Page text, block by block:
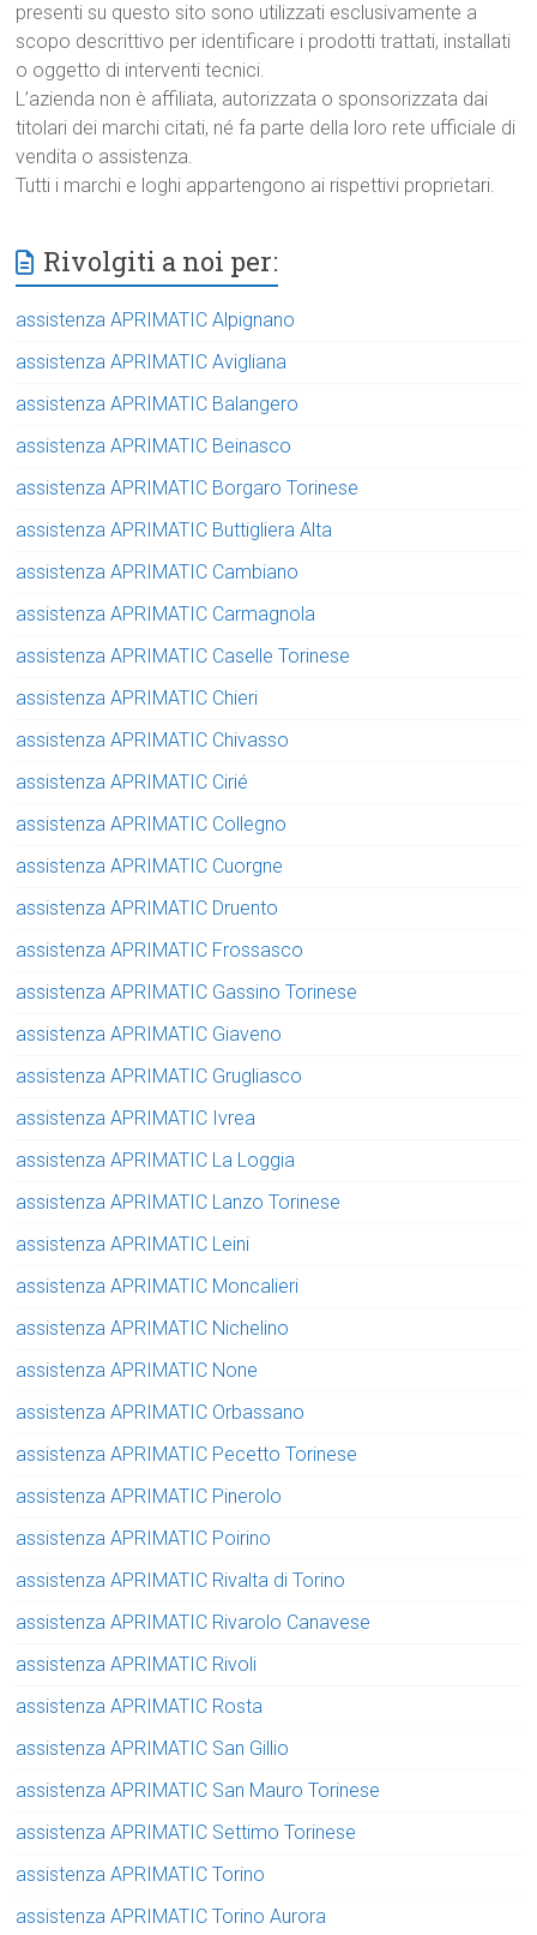
presenti su questo sito sono utilizzati esclusivamente a
scopo descrittivo per identificare i prodotti trattati, installati
o oggetto di interventi tecnici.
L’azienda non è affiliata, autorizzata o sponsorizzata dai
titolari dei marchi citati, né fa parte della loro rete ufficiale di
vendita o assistenza.
Tutti i marchi e loghi appartengono ai rispettivi proprietari.
Rivolgiti a noi per:
assistenza APRIMATIC Alpignano
assistenza APRIMATIC Avigliana
assistenza APRIMATIC Balangero
assistenza APRIMATIC Beinasco
assistenza APRIMATIC Borgaro Torinese
assistenza APRIMATIC Buttigliera Alta
assistenza APRIMATIC Cambiano
assistenza APRIMATIC Carmagnola
assistenza APRIMATIC Caselle Torinese
assistenza APRIMATIC Chieri
assistenza APRIMATIC Chivasso
assistenza APRIMATIC Cirié
assistenza APRIMATIC Collegno
assistenza APRIMATIC Cuorgne
assistenza APRIMATIC Druento
assistenza APRIMATIC Frossasco
assistenza APRIMATIC Gassino Torinese
assistenza APRIMATIC Giaveno
assistenza APRIMATIC Grugliasco
assistenza APRIMATIC Ivrea
assistenza APRIMATIC La Loggia
assistenza APRIMATIC Lanzo Torinese
assistenza APRIMATIC Leini
assistenza APRIMATIC Moncalieri
assistenza APRIMATIC Nichelino
assistenza APRIMATIC None
assistenza APRIMATIC Orbassano
assistenza APRIMATIC Pecetto Torinese
assistenza APRIMATIC Pinerolo
assistenza APRIMATIC Poirino
assistenza APRIMATIC Rivalta di Torino
assistenza APRIMATIC Rivarolo Canavese
assistenza APRIMATIC Rivoli
assistenza APRIMATIC Rosta
assistenza APRIMATIC San Gillio
assistenza APRIMATIC San Mauro Torinese
assistenza APRIMATIC Settimo Torinese
assistenza APRIMATIC Torino
assistenza APRIMATIC Torino Aurora